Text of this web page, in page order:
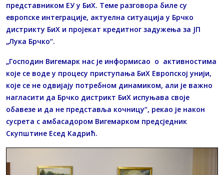
представником ЕУ у БиХ. Теме разговора биле су
европске интеграције, актуелна ситуација у Брчко
дистрикту БиХ и пројекат кредитног задужења за ЈП
„Лука Брчко“.
„Господин Вигемарк нас је информисао о активностима
које се воде у процесу приступања БиХ Европској унији,
које се не одвијају потребном динамиком, али је важно
нагласити да Брчко дистрикт БиХ испуњава своје
обавезе и да не представља кочницу“, рекао је након
сусрета с амбасадором Вигемарком предсједник
Скупштине Есед Кадрић.